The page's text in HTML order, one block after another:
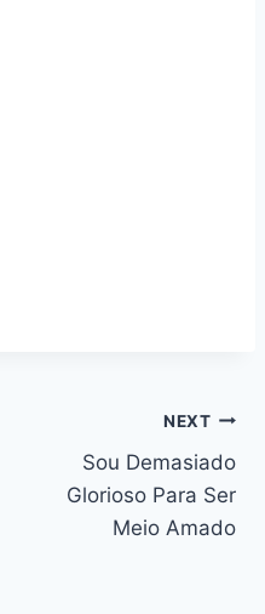
NEXT
Sou Demasiado
Glorioso Para Ser
Meio Amado